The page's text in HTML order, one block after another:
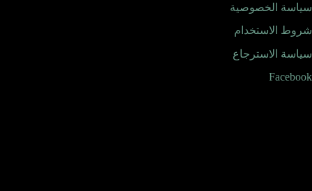
سياسة الخصوصية
شروط الاستخدام
سياسة الاسترجاع
Facebook